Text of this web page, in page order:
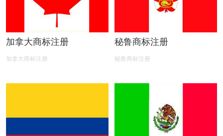
加拿大商标注册
加拿大商标注册
秘鲁商标注册
秘鲁商标注册